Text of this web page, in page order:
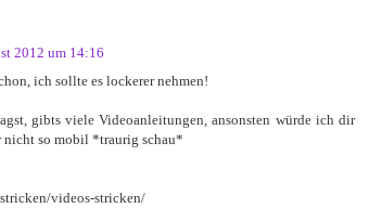
2012 um 14:16
ich sollte es lockerer nehmen!
gibts viele Videoanleitungen, ansonsten würde ich dir
nicht so mobil *traurig schau*
videos-stricken/